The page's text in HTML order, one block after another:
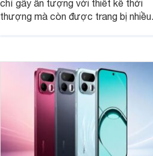
chỉ gây ấn tượng với thiết kế thời
thượng mà còn được trang bị nhiều